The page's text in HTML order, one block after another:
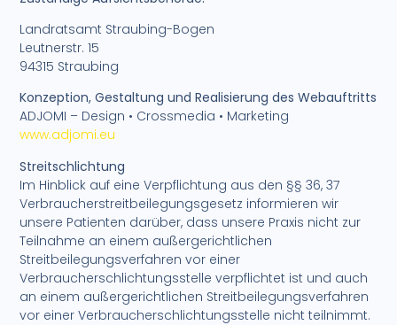
Landratsamt Straubing-Bogen
Leutnerstr. 15
94315 Straubing
Konzeption, Gestaltung und Realisierung des Webauftritts
ADJOMI – Design • Crossmedia • Marketing
www.adjomi.eu
Streitschlichtung
Im Hinblick auf eine Verpflichtung aus den §§ 36, 37
Verbraucherstreitbeilegungsgesetz informieren wir
unsere Patienten darüber, dass unsere Praxis nicht zur
Teilnahme an einem außergerichtlichen
Streitbeilegungsverfahren vor einer
Verbraucherschlichtungsstelle verpflichtet ist und auch
an einem außergerichtlichen Streitbeilegungsverfahren
vor einer Verbraucherschlichtungsstelle nicht teilnimmt.